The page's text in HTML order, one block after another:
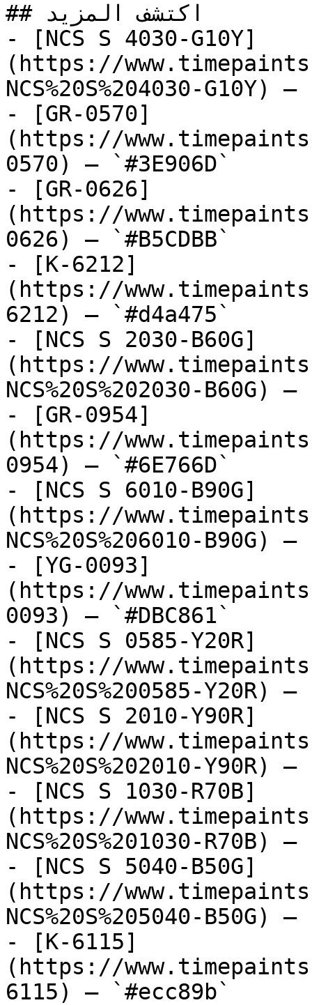
## اكتشف المزيد
- [NCS S 4030-G10Y]
(https://
NCS%20S%204030-G10Y)
- [GR-0570]
(https://
0570) — `#3E906D`
- [GR-0626]
(https://
0626) — `#B5CDBB`
- [K-6212]
(https://
6212) — `#d4a475`
- [NCS S 2030-B60G]
(https://
NCS%20S%202030-B60G)
- [GR-0954]
(https://
0954) — `#6E766D`
- [NCS S 6010-B90G]
(https://
NCS%20S%206010-B90G)
- [YG-0093]
(https://
0093) — `#DBC861`
- [NCS S 0585-Y20R]
(https://
NCS%20S%200585-Y20R)
- [NCS S 2010-Y90R]
(https://
NCS%20S%202010-Y90R)
- [NCS S 1030-R70B]
(https://
NCS%20S%201030-R70B)
- [NCS S 5040-B50G]
(https://
NCS%20S%205040-B50G)
- [K-6115]
(https://
6115) — `#ecc89b`